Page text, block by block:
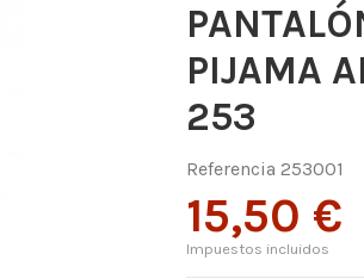
PIJAMA
253
Referencia 253001
15,50 €
Impuestos incluidos